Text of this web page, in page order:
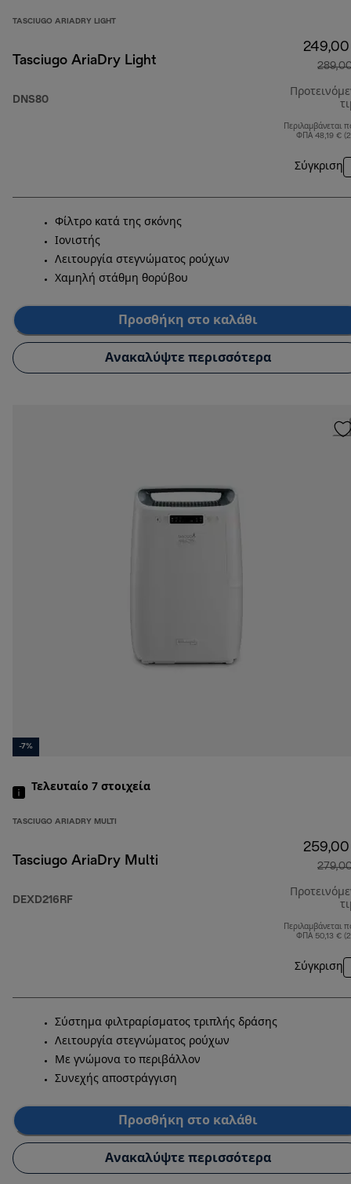
TASCIUGO ARIADRY LIGHT
Tasciugo AriaDry Light
DNS80
Περιλαμβάνεται
ΦΠΑ 48,19 €
Σύγκριση
Φίλτρο κατά της σκόνης
Ιονιστής
Λειτουργία στεγνώματος ρούχων
Χαμηλή στάθμη θορύβου
Προσθήκη στο καλάθι
Ανακαλύψτε περισσότερα
-7%
Τελευταίο 7 στοιχεία
TASCIUGO ARIADRY MULTI
Tasciugo AriaDry Multi
DEXD216RF
Περιλαμβάνεται
ΦΠΑ 50,13 €
Σύγκριση
Σύστημα φιλτραρίσματος τριπλής δράσης
Λειτουργία στεγνώματος ρούχων
Με γνώμονα το περιβάλλον
Συνεχής αποστράγγιση
Προσθήκη στο καλάθι
Ανακαλύψτε περισσότερα